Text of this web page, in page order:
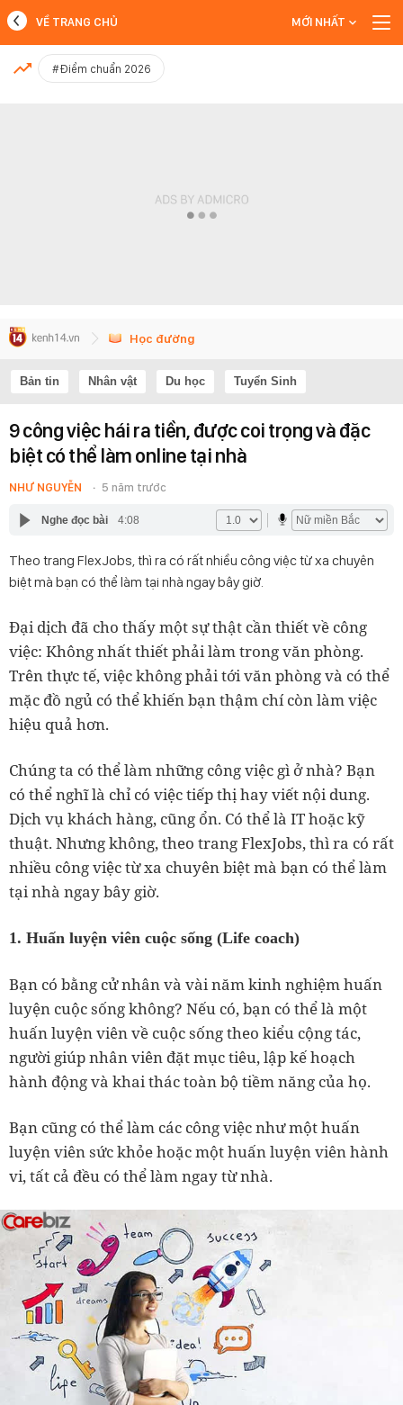
MỚI NHẤT
VỀ TRANG CHỦ MỚI NHẤT
#Điểm chuẩn 2026
Học đường
Bản tin Nhân vật Du học Tuyển Sinh
9 công việc hái ra tiền, được coi trọng và đặc
biệt có thể làm online tại nhà
NHƯ NGUYỄN 5 năm trước
Nghe đọc bài 4:08
Theo trang FlexJobs, thì ra có rất nhiều công việc từ xa chuyên
biệt mà bạn có thể làm tại nhà ngay bây giờ.
Đại dịch đã cho thấy một sự thật cần thiết về công
việc: Không nhất thiết phải làm trong văn phòng.
Trên thực tế, việc không phải tới văn phòng và có thể
mặc đồ ngủ có thể khiến bạn thậm chí còn làm việc
hiệu quả hơn.
Chúng ta có thể làm những công việc gì ở nhà? Bạn
có thể nghĩ là chỉ có việc tiếp thị hay viết nội dung.
Dịch vụ khách hàng, cũng ổn. Có thể là IT hoặc kỹ
thuật. Nhưng không, theo trang FlexJobs, thì ra có rất
nhiều công việc từ xa chuyên biệt mà bạn có thể làm
tại nhà ngay bây giờ.
1. Huấn luyện viên cuộc sống (Life coach)
Bạn có bằng cử nhân và vài năm kinh nghiệm huấn
luyện cuộc sống không? Nếu có, bạn có thể là một
huấn luyện viên về cuộc sống theo kiểu cộng tác,
người giúp nhân viên đặt mục tiêu, lập kế hoạch
hành động và khai thác toàn bộ tiềm năng của họ.
Bạn cũng có thể làm các công việc như một huấn
luyện viên sức khỏe hoặc một huấn luyện viên hành
vi, tất cả đều có thể làm ngay từ nhà.